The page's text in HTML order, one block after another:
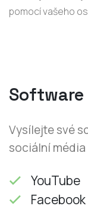
pomocí vašeho
Software
Vysílejte své
sociální
YouTube
Facebook